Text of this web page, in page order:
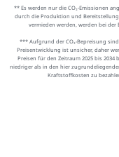
** Es werden nur die CO₂-Emissionen
durch die Produktion und
vermieden werden, werden bei
*** Aufgrund der CO₂-Bepreisung
Preisentwicklung ist unsicher, daher
Preisen für den Zeitraum 2025 bis
niedriger als in den hier
Kraftstoffkosten zu